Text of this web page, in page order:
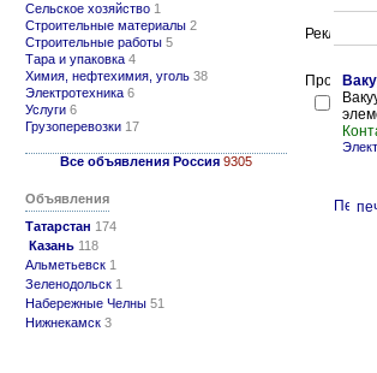
Сельское хозяйство 1
Строительные материалы 2
Строительные работы 5
Тара и упаковка 4
Химия, нефтехимия, уголь 38
Электротехника 6
Услуги 6
Грузоперевозки 17
Все объявления Россия 9305
Объявления
Татарстан 174
Казань 118
Альметьевск 1
Зеленодольск 1
Набережные Челны 51
Нижнекамск 3